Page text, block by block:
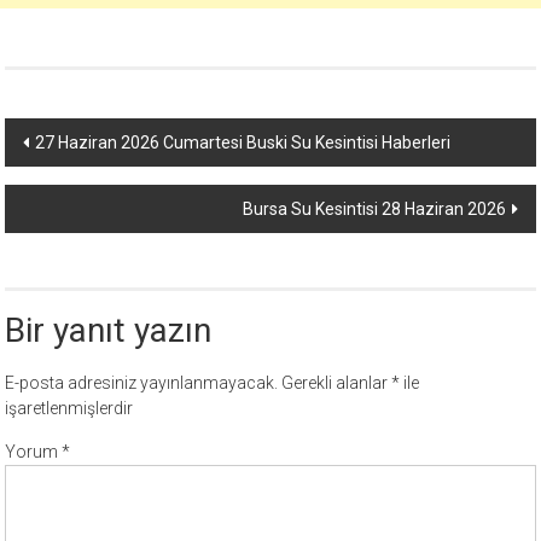
Yazı
dolaşımı
27 Haziran 2026 Cumartesi Buski Su Kesintisi Haberleri
Bursa Su Kesintisi 28 Haziran 2026
Bir yanıt yazın
E-posta adresiniz yayınlanmayacak. Gerekli alanlar* ile
işaretlenmişlerdir
Yorum*